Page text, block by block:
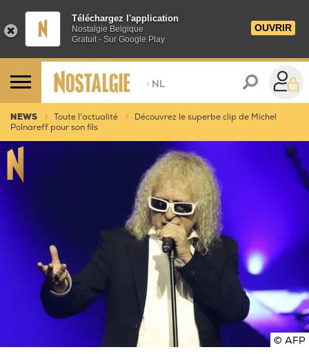
Téléchargez l'application
Nostalgie Belgique
Gratuit - Sur Google Play
OUVRIR
> NL
NEWS Toute l'actualité
Découvrez le superbe clip de Michel
Polnareff pour son fils
© AFP